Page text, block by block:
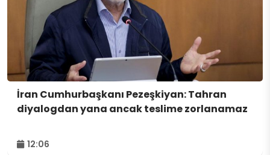
İran Cumhurbaşkanı Pezeşkiyan: Tahran
diyalogdan yana ancak teslime zorlanamaz
12:06